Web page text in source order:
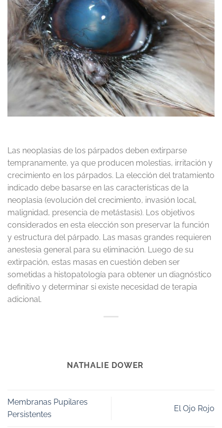
Las neoplasias de los párpados deben extirparse
tempranamente, ya que producen molestias, irritación y
crecimiento en los párpados. La elección del tratamiento
indicado debe basarse en las características de la
neoplasia (evolución del crecimiento, invasión local,
malignidad, presencia de metástasis). Los objetivos
considerados en esta elección son preservar la función
y estructura del párpado. Las masas grandes requieren
anestesia general para su eliminación. Luego de su
extirpación, estas masas en cuestión deben ser
sometidas a histopatología para obtener un diagnóstico
definitivo y determinar si existe necesidad de terapia
adicional.
NATHALIE DOWER
Membranas Pupilares
Persistentes
El Ojo Rojo